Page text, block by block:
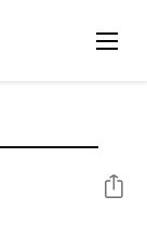
分享